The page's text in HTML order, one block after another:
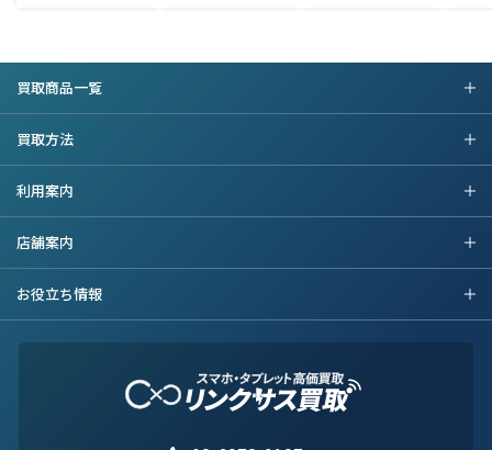
買取商品一覧
買取方法
利用案内
店舗案内
お役立ち情報